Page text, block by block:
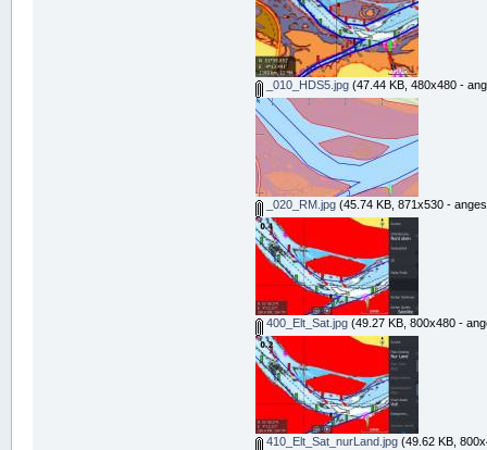
_010_HDS5.jpg(47.44 KB, 480x480 -
_020_RM.jpg(45.74 KB, 871x530 -
400_Elt_Sat.jpg(49.27 KB, 800x480 -
410_Elt_Sat_nurLand.jpg(49.62 KB,